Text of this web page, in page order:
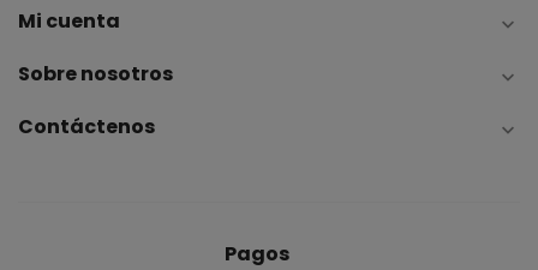
Mi cuenta 
Sobre nosotros 
Contáctenos 
Pagos